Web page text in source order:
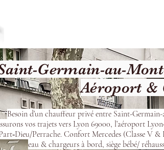
Germain-au-
Aéroport &
Besoin d’un chauffeur privé entre Saint-
vos trajets vers Lyon 69000, l’aéroport
Perrache. Confort Mercedes (Classe V &
eau & chargeurs à bord, siège bébé/